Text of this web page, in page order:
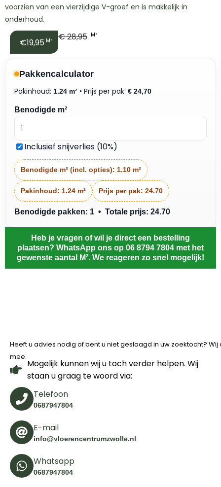
voorzien van een vierzijdige V-groef en is makkelijk in
onderhoud.
€19,95 M² €28,95 M²
Pakkencalculator
Pakinhoud: 1.24 m² • Prijs per pak: € 24,70
Benodigde m²
Inclusief snijverlies (10%)
Benodigde m² (incl. opties): 1.10 m²
Pakinhoud: 1.24 m² Prijs per pak: 24.70
Benodigde pakken: 1 • Totale prijs: 24.70
Heb je vragen of wil je direct een bestelling
plaatsen? WhatsApp ons op 06 8794 7804 met het
gewenste aantal M². We reageren zo snel mogelijk!
Heeft u advies nodig of bent u niet geslaagd in uw zoektocht?
mee.
Mogelijk kunnen wij u toch verder helpen. Wij
staan u graag te woord via:
Telefoon
0687947804
E-mail
info@vloerencentrumzwolle.nl
Whatsapp
0687947804